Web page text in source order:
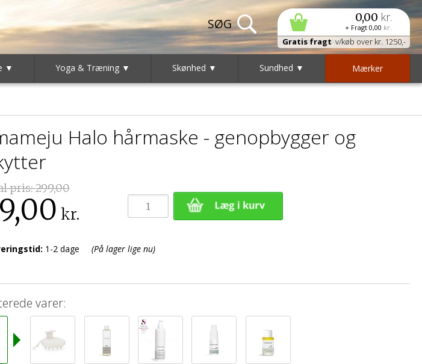
0,00 kr.
+ Fragt 0,00 kr.
Gratis fragt v/køb over kr. 1250,-
▼ Yoga & Træning ▼ Skønhed ▼ Sundhed ▼ Mærker
Halo hårmaske - genopbygger og
pris:299,00
kr.
1-2 dage (På lager lige nu)
varer: